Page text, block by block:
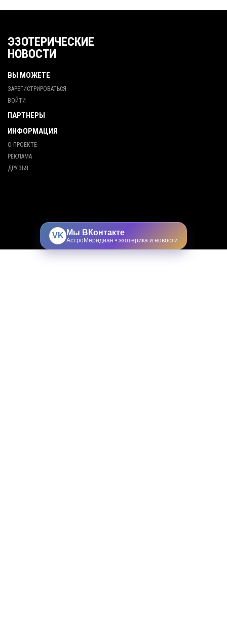
ЭЗОТЕРИЧЕСКИЕ
НОВОСТИ
ВЫ МОЖЕТЕ
ЗАРЕГИСТРИРОВАТЬСЯ
ВОЙТИ
ПАРТНЕРЫ
ИНФОРМАЦИЯ
О ПРОЕКТЕ
РЕКЛАМА
ДРУЗЬЯ
VK Мы ВКонтакте
АстроМеридиан • эзотерика и новости